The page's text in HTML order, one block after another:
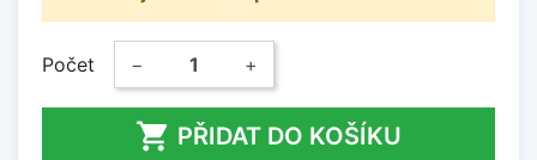
Počet − +
 PŘIDAT DO KOŠÍKU